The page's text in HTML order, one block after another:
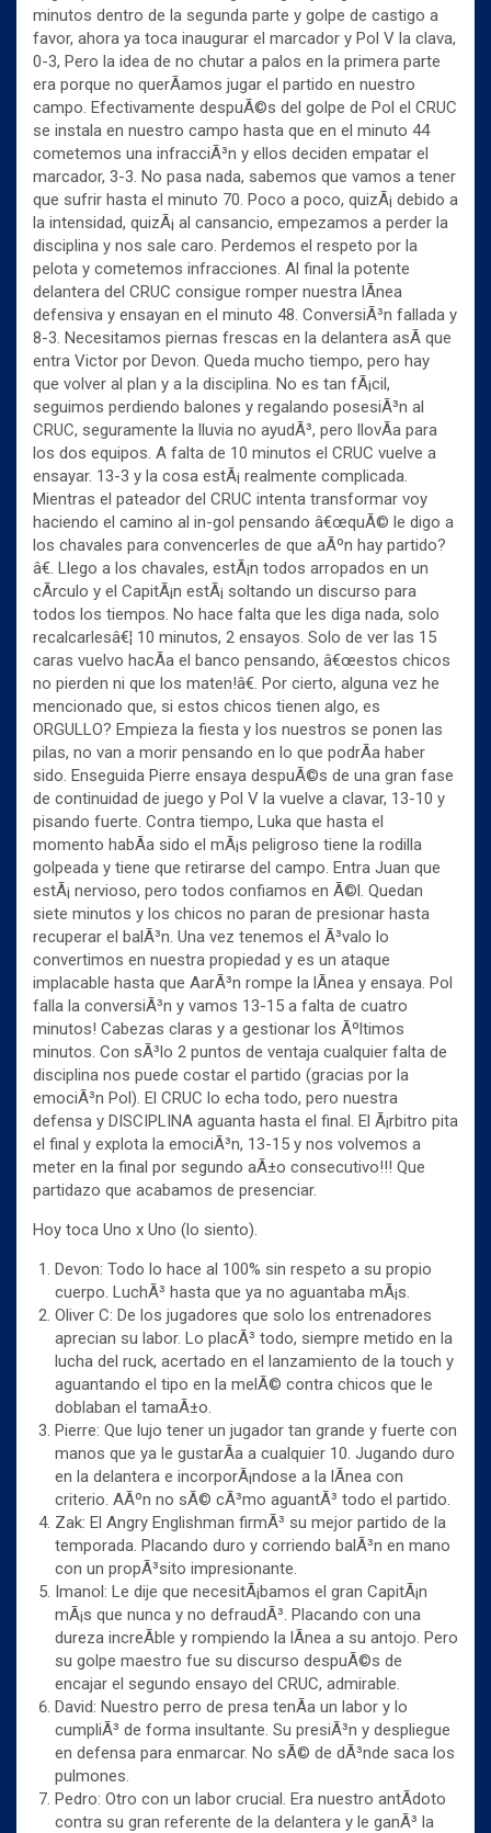
minutos dentro de la segunda parte y golpe de castigo a
favor, ahora ya toca inaugurar el marcador y Pol V la clava,
0-3, Pero la idea de no chutar a palos en la primera parte
era porque no querÃ­amos jugar el partido en nuestro
campo. Efectivamente despuÃ©s del golpe de Pol el CRUC
se instala en nuestro campo hasta que en el minuto 44
cometemos una infracciÃ³n y ellos deciden empatar el
marcador, 3-3. No pasa nada, sabemos que vamos a tener
que sufrir hasta el minuto 70. Poco a poco, quizÃ¡ debido a
la intensidad, quizÃ¡ al cansancio, empezamos a perder la
disciplina y nos sale caro. Perdemos el respeto por la
pelota y cometemos infracciones. Al final la potente
delantera del CRUC consigue romper nuestra lÃ­nea
defensiva y ensayan en el minuto 48. ConversiÃ³n fallada y
8-3. Necesitamos piernas frescas en la delantera asÃ­ que
entra Victor por Devon. Queda mucho tiempo, pero hay
que volver al plan y a la disciplina. No es tan fÃ¡cil,
seguimos perdiendo balones y regalando posesiÃ³n al
CRUC, seguramente la lluvia no ayudÃ³, pero llovÃ­a para
los dos equipos. A falta de 10 minutos el CRUC vuelve a
ensayar. 13-3 y la cosa estÃ¡ realmente complicada.
Mientras el pateador del CRUC intenta transformar voy
haciendo el camino al in-gol pensando â€œquÃ© le digo a
los chavales para convencerles de que aÃºn hay partido?
â€. Llego a los chavales, estÃ¡n todos arropados en un
cÃ­rculo y el CapitÃ¡n estÃ¡ soltando un discurso para
todos los tiempos. No hace falta que les diga nada, solo
recalcarlesâ€¦ 10 minutos, 2 ensayos. Solo de ver las 15
caras vuelvo hacÃ­a el banco pensando, â€œestos chicos
no pierden ni que los maten!â€. Por cierto, alguna vez he
mencionado que, si estos chicos tienen algo, es
ORGULLO? Empieza la fiesta y los nuestros se ponen las
pilas, no van a morir pensando en lo que podrÃ­a haber
sido. Enseguida Pierre ensaya despuÃ©s de una gran fase
de continuidad de juego y Pol V la vuelve a clavar, 13-10 y
pisando fuerte. Contra tiempo, Luka que hasta el
momento habÃ­a sido el mÃ¡s peligroso tiene la rodilla
golpeada y tiene que retirarse del campo. Entra Juan que
estÃ¡ nervioso, pero todos confiamos en Ã©l. Quedan
siete minutos y los chicos no paran de presionar hasta
recuperar el balÃ³n. Una vez tenemos el Ã³valo lo
convertimos en nuestra propiedad y es un ataque
implacable hasta que AarÃ³n rompe la lÃ­nea y ensaya. Pol
falla la conversiÃ³n y vamos 13-15 a falta de cuatro
minutos! Cabezas claras y a gestionar los Ãºltimos
minutos. Con sÃ³lo 2 puntos de ventaja cualquier falta de
disciplina nos puede costar el partido (gracias por la
emociÃ³n Pol). El CRUC lo echa todo, pero nuestra
defensa y DISCIPLINA aguanta hasta el final. El Ã¡rbitro pita
el final y explota la emociÃ³n, 13-15 y nos volvemos a
meter en la final por segundo aÃ±o consecutivo!!! Que
partidazo que acabamos de presenciar.
Hoy toca Uno x Uno (lo siento).
Devon: Todo lo hace al 100% sin respeto a su propio
cuerpo. LuchÃ³ hasta que ya no aguantaba mÃ¡s.
Oliver C: De los jugadores que solo los entrenadores
aprecian su labor. Lo placÃ³ todo, siempre metido en la
lucha del ruck, acertado en el lanzamiento de la touch y
aguantando el tipo en la melÃ© contra chicos que le
doblaban el tamaÃ±o.
Pierre: Que lujo tener un jugador tan grande y fuerte con
manos que ya le gustarÃ­a a cualquier 10. Jugando duro
en la delantera e incorporÃ¡ndose a la lÃ­nea con
criterio. AÃºn no sÃ© cÃ³mo aguantÃ³ todo el partido.
Zak: El Angry Englishman firmÃ³ su mejor partido de la
temporada. Placando duro y corriendo balÃ³n en mano
con un propÃ³sito impresionante.
Imanol: Le dije que necesitÃ¡bamos el gran CapitÃ¡n
mÃ¡s que nunca y no defraudÃ³. Placando con una
dureza increÃ­ble y rompiendo la lÃ­nea a su antojo. Pero
su golpe maestro fue su discurso despuÃ©s de
encajar el segundo ensayo del CRUC, admirable.
David: Nuestro perro de presa tenÃ­a un labor y lo
cumpliÃ³ de forma insultante. Su presiÃ³n y despliegue
en defensa para enmarcar. No sÃ© de dÃ³nde saca los
pulmones.
Pedro: Otro con un labor crucial. Era nuestro antÃ­doto
contra su gran referente de la delantera y le ganÃ³ la